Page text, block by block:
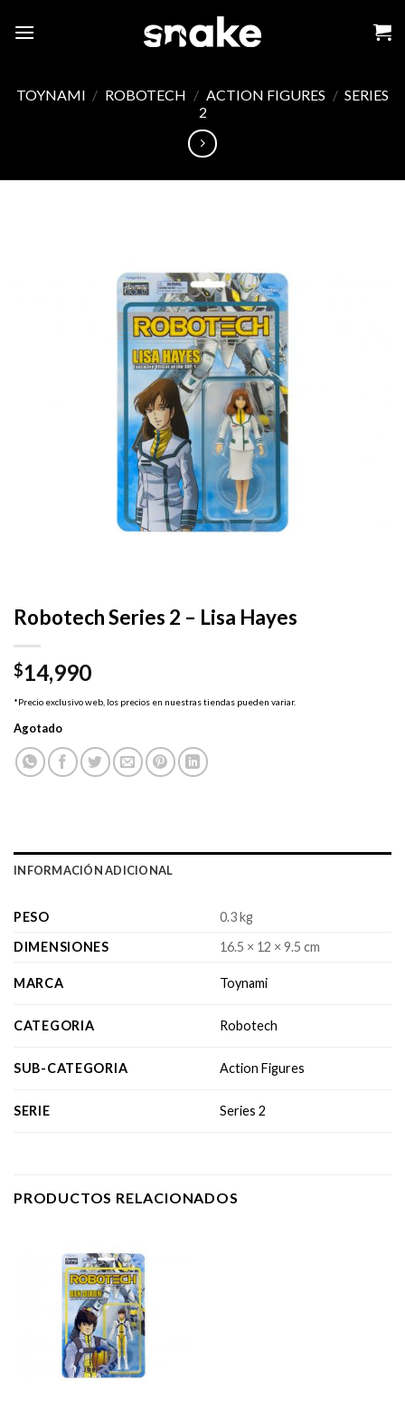
TOYNAMI / ROBOTECH / ACTION FIGURES / SERIES
2
Robotech Series 2 – Lisa Hayes
$14,990
*Precio exclusivo web, los precios en nuestras tiendas pueden variar.
Agotado
INFORMACIÓN ADICIONAL
PESO
0.3 kg
DIMENSIONES
16.5 × 12 × 9.5 cm
MARCA Toynami
CATEGORIA Robotech
SUB-CATEGORIA Action Figures
SERIE Series 2
PRODUCTOS RELACIONADOS